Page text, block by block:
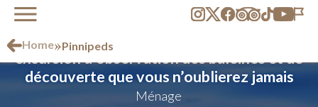
Home»Pinnipeds
Vivez le luxe abordable lors d’une
excursion d’observation des baleines et de
découverte que vous n’oublierez jamais
Ménage